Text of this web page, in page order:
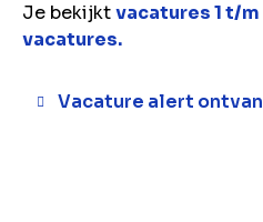
Je bekijktvacatures 1 t/m
vacatures.
Vacature alert